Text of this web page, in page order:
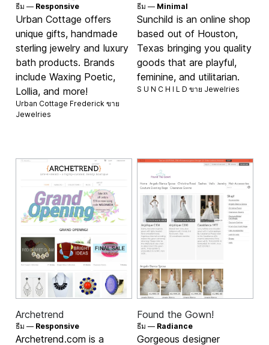
ธีม — Responsive
Urban Cottage offers
unique gifts, handmade
sterling jewelry and luxury
bath products. Brands
include Waxing Poetic,
Lollia, and more!
Urban Cottage Frederick ขาย
Jewelries
ธีม — Minimal
Sunchild is an online shop
based out of Houston,
Texas bringing you quality
goods that are playful,
feminine, and utilitarian.
S U N C H I L D ขาย Jewelries
Archetrend
ธีม — Responsive
Archetrend.com is a
Found the Gown!
ธีม — Radiance
Gorgeous designer